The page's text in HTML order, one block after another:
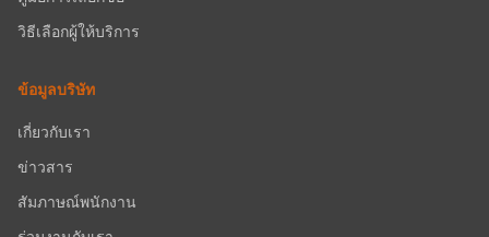
วิธีเลือกผู้ให้บริการ
ข้อมูลบริษัท
เกี่ยวกับเรา
ข่าวสาร
สัมภาษณ์พนักงาน